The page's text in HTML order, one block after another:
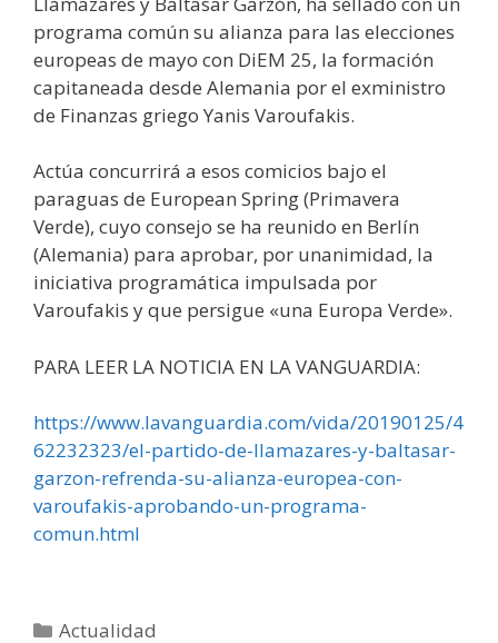
programa común su alianza para las elecciones
europeas de mayo con DiEM 25, la formación
capitaneada desde Alemania por el exministro
de Finanzas griego Yanis Varoufakis.
Actúa concurrirá a esos comicios bajo el
paraguas de European Spring (Primavera
Verde), cuyo consejo se ha reunido en Berlín
(Alemania) para aprobar, por unanimidad, la
iniciativa programática impulsada por
Varoufakis y que persigue «una Europa Verde».
PARA LEER LA NOTICIA EN LA VANGUARDIA:
https://www.lavanguardia.com/vida/20190125/4
62232323/el-partido-de-llamazares-y-baltasar-
garzon-refrenda-su-alianza-europea-con-
varoufakis-aprobando-un-programa-
comun.html
Categorías
Actualidad